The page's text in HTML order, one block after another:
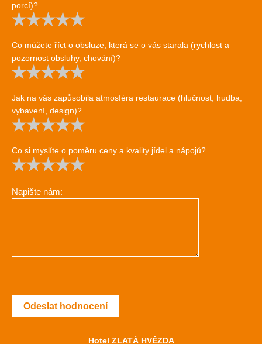
porcí)?
Co můžete říct o obsluze, která se o vás starala (rychlost a
pozornost obsluhy, chování)?
Jak na vás zapůsobila atmosféra restaurace (hlučnost, hudba,
vybavení, design)?
Co si myslíte o poměru ceny a kvality jídel a nápojů?
Napište nám:
Odeslat hodnocení
Hotel ZLATÁ HVĚZDA